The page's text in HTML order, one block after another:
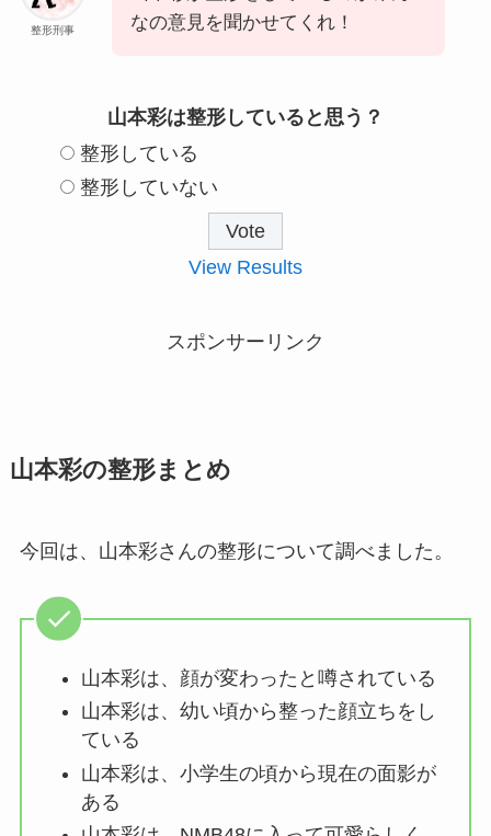
整形刑事
なの意見を聞かせてくれ！
山本彩は整形していると思う？
整形している
整形していない
View Results
スポンサーリンク
山本彩の整形まとめ
今回は、山本彩さんの整形について調べました。
山本彩は、顔が変わったと噂されている
山本彩は、幼い頃から整った顔立ちをし
ている
山本彩は、小学生の頃から現在の面影が
ある